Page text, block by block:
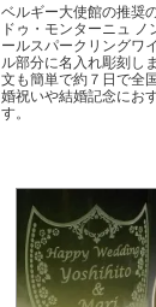
ベルギー大使館の推奨
ドゥ・モンターニュ ノ
ールスパークリングワ
ル部分に名入れ彫刻し
文も簡単で約７日で全
婚祝いや結婚記念にお
す。